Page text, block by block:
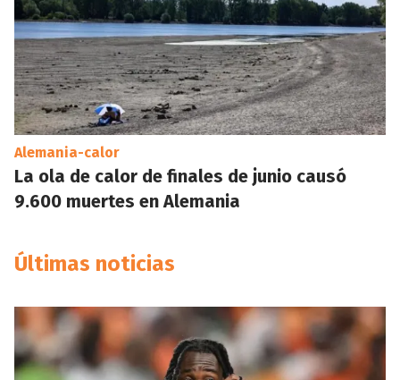
Alemania-calor
La ola de calor de finales de junio causó
9.600 muertes en Alemania
Últimas noticias